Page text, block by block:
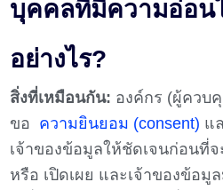
บุคคลที่มีความอ่อน
อย่างไร?
สิ่งที่เหมือนกัน: องค์กร (ผู้ควบ
ขอ ความยินยอม (consent) แ
เจ้าของข้อมูลให้ชัดเจนก่อนที่
หรือ เปิดเผย และเจ้าของข้อ